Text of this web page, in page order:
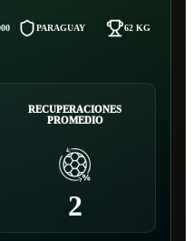
PARAGUAY 62 KG
RECUPERACIONES
PROMEDIO
2